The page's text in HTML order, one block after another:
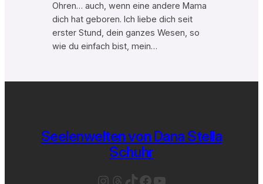
Ohren… auch, wenn eine andere Mama
dich hat geboren. Ich liebe dich seit
erster Stund, dein ganzes Wesen, so
wie du einfach bist, mein…
Seelenwelten von Dana Stella
Schuhr
Instagram
Threads
TikTok
Facebook
YouTube